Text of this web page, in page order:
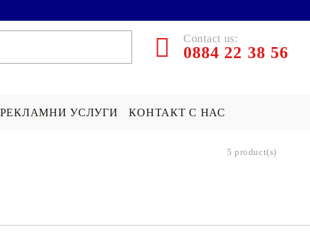
Contact us:
0884 22 38 56
РЕКЛАМНИ УСЛУГИ КОНТАКТ С НАС
5 product(s)